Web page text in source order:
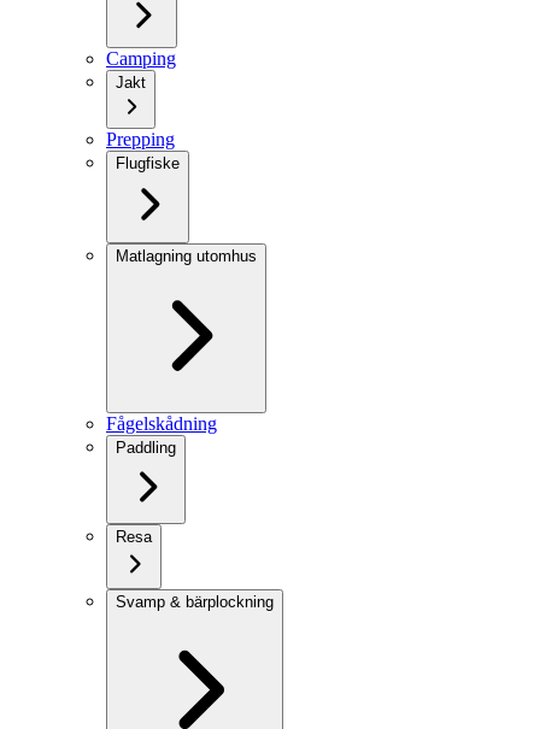
Camping
Jakt
Prepping
Flugfiske
Matlagning utomhus
Fågelskådning
Paddling
Resa
Svamp & bärplockning